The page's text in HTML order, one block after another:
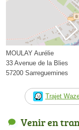
MOULAY Aurélie
33 Avenue de la Blies
57200 Sarreguemines
Trajet
Venir en